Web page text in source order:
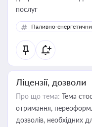
послуг
Паливно-
Ліцензії, дозволи
Про що тема: Тема
отримання,
дозволів, необхідних